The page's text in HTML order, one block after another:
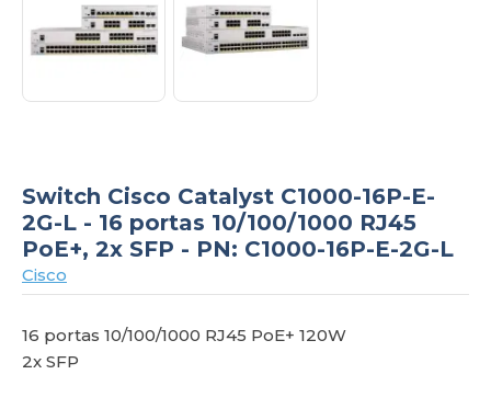
Switch Cisco Catalyst C1000-16P-E-
2G-L - 16 portas 10/100/1000 RJ45
PoE+, 2x SFP - PN: C1000-16P-E-2G-L
Cisco
16 portas 10/100/1000 RJ45 PoE+ 120W
2x SFP